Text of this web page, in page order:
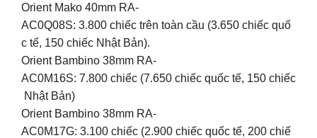
Orient Mako 40mm RA-
AC0Q08S: 3.800 chiếc trên toàn cầu (3.650 chiếc quố
c tế, 150 chiếc Nhật Bản).
Orient Bambino 38mm RA-
AC0M16S: 7.800 chiếc (7.650 chiếc quốc tế, 150 chiếc
Nhật Bản)
Orient Bambino 38mm RA-
AC0M17G: 3.100 chiếc (2.900 chiếc quốc tế, 200 chiế